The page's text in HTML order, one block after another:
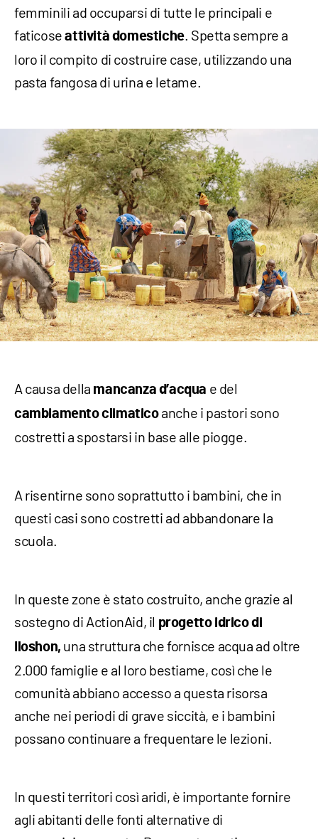
femminili ad occuparsi di tutte le principali e
faticoseattività domestiche. Spetta sempre a
loro il compito di costruire case, utilizzando una
pasta fangosa di urina e letame.
A causa della mancanza d’acqua e del
cambiamento climatico anche i pastori sono
costretti a spostarsi in base alle piogge.
A risentirne sono soprattutto i bambini, che in
questi casi sono costretti ad abbandonare la
scuola.
In queste zone è stato costruito, anche grazie al
sostegno di ActionAid, il progetto idrico di
Iloshon, una struttura che fornisce acqua ad oltre
2.000 famiglie e al loro bestiame, così che le
comunità abbiano accesso a questa risorsa
anche nei periodi di grave siccità, e i bambini
possano continuare a frequentare le lezioni.
In questi territori così aridi, è importante fornire
agli abitanti delle fonti alternative di